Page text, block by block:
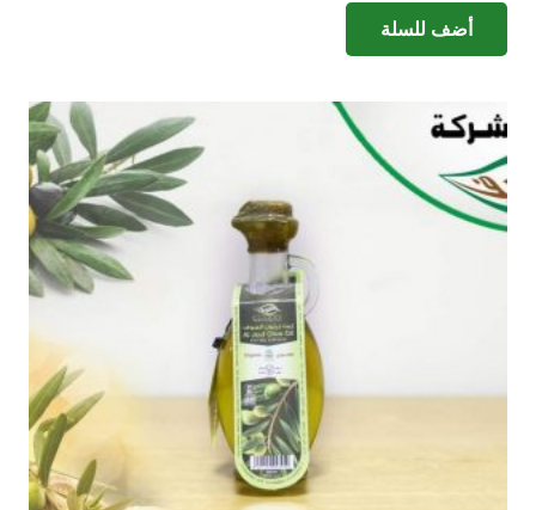
أضف للسلة